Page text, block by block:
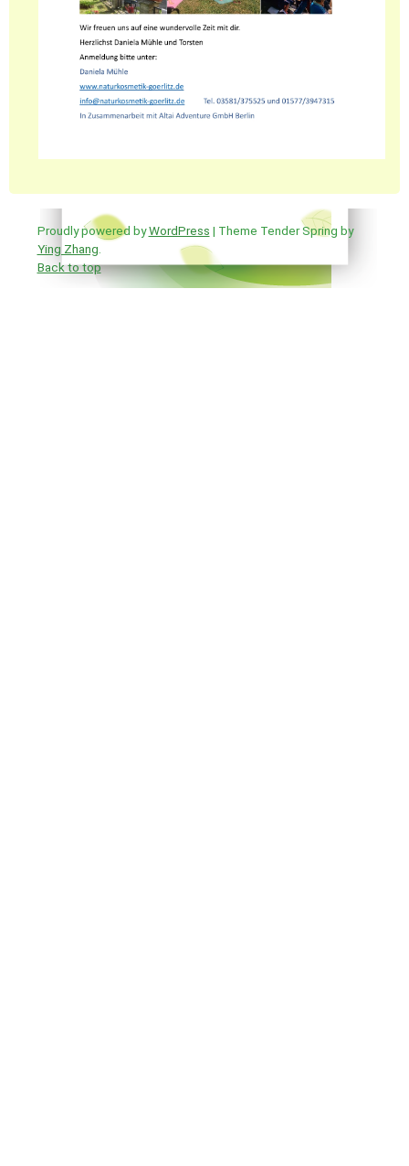
Proudly powered byWordPress | Theme Tender Spring by
Ying Zhang
Back to top